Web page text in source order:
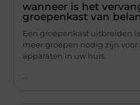
wanneer is het
groepenkast van
Een groepenkast uitbreiden
meer groepen nodig zijn voor
apparaten in uw huis.